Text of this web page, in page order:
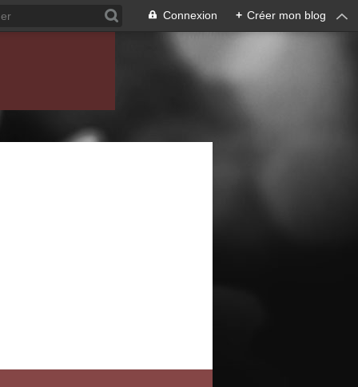
Connexion + Créer mon blog